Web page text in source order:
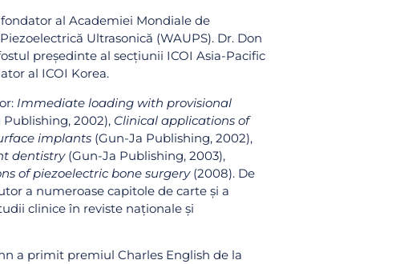
al Academiei Mondiale de
Ultrasonică (WAUPS). Dr. Don
președinte al secțiunii ICOI Asia-Pacific
al ICOI Korea.
Immediate loading with provisional
2002), Clinical applications of
implants(Gun-Ja Publishing, 2002),
dentistry(Gun-Ja Publishing, 2003),
of piezoelectric bone surgery(2008). De
a numeroase capitole de carte și a
clinice în reviste naționale și
a primit premiul Charles English de la